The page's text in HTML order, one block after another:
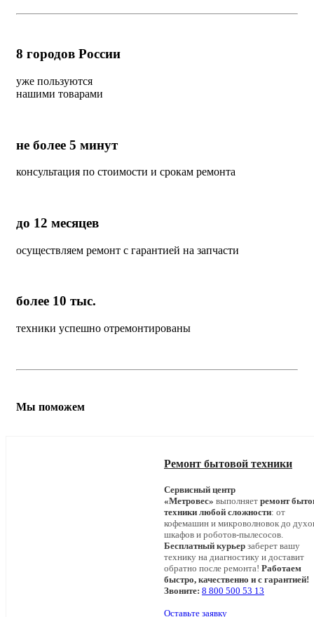
8 городов России
уже пользуются
нашими товарами
не более 5 минут
консультация по стоимости и срокам ремонта
до 12 месяцев
осуществляем ремонт с гарантией на запчасти
более 10 тыс.
техники успешно отремонтированы
Мы поможем
Ремонт бытовой техники
Сервисный центр
«Метровес» выполняет ремонт
техники любой сложности: от
кофемашин и микроволновок до
шкафов и роботов-пылесосов.
Бесплатный курьер заберет вашу
технику на диагностику и доставит
обратно после ремонта! Работаем
быстро, качественно и с гарантией!
Звоните: 8 800 500 53 13
Оставьте заявку